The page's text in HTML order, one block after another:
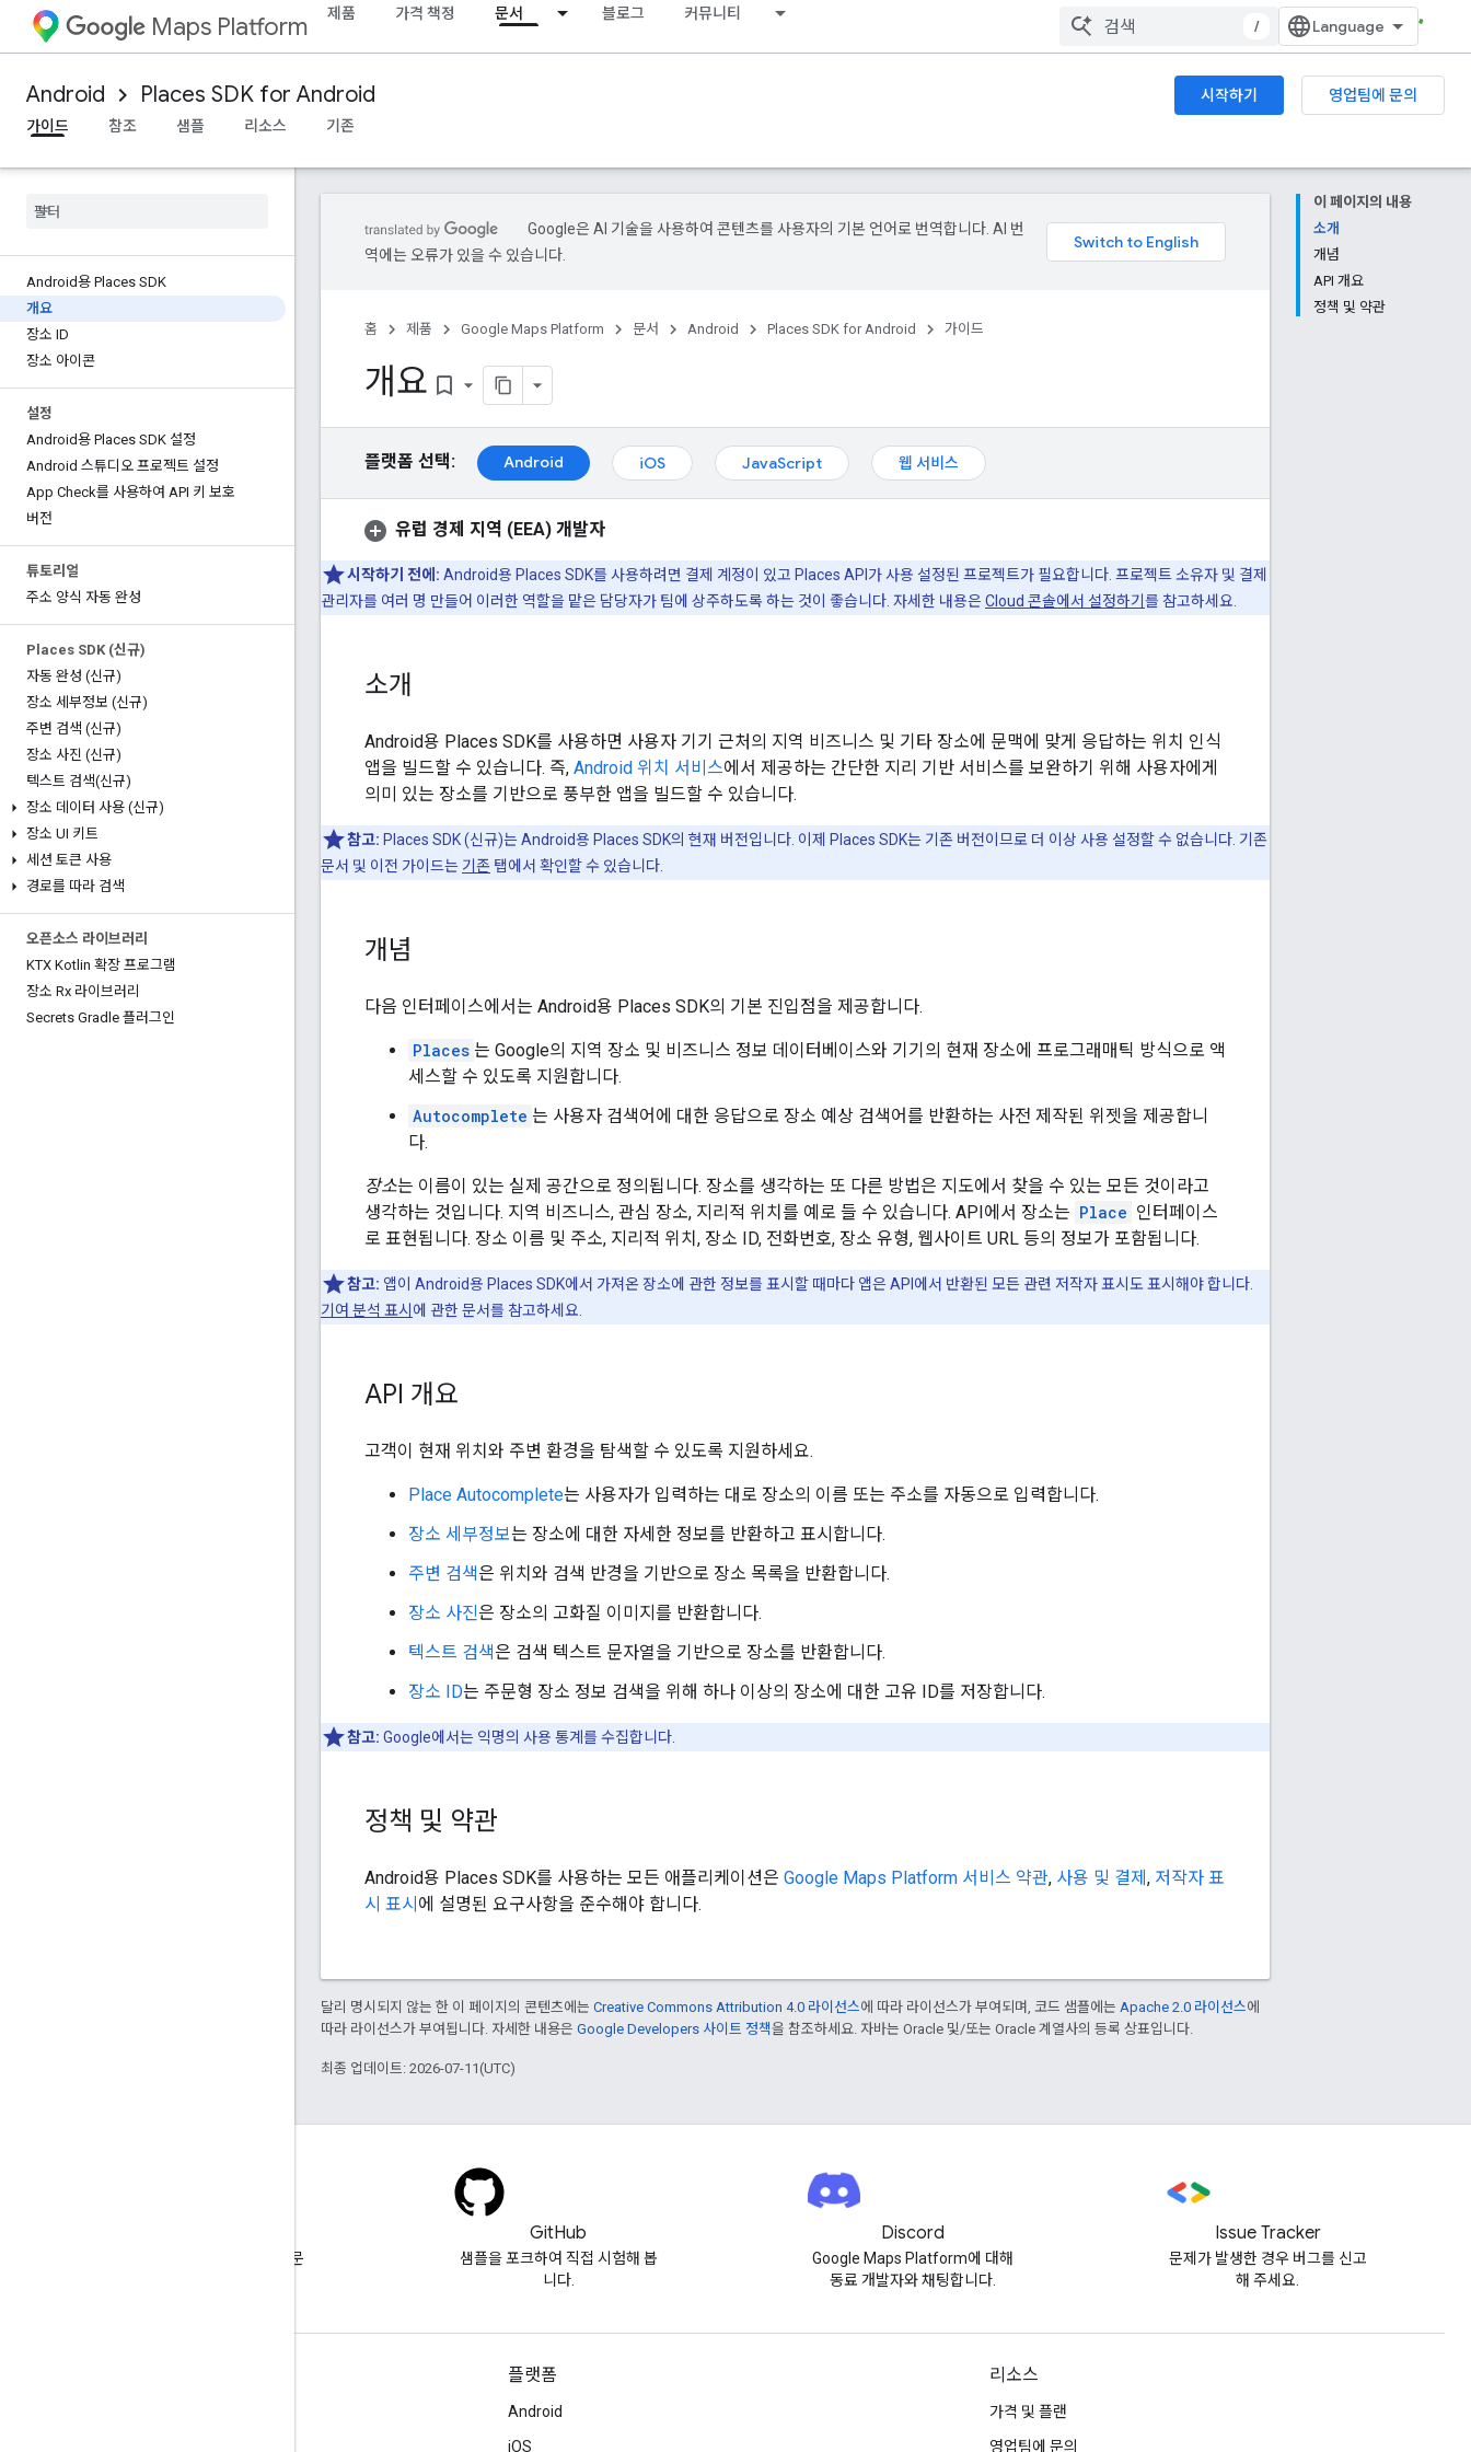
Maps Platform 제품 가격 책정 문서 블로그 커뮤니티
/
Android Places SDK for Android 시작하기
영업팀에 문의
가이드
참조 샘플 리소스 기존
Android용 Places SDK
개요
장소 ID
장소 아이콘
설정
Android용 Places SDK 설정
Android 스튜디오 프로젝트 설정
App Check를 사용하여 API 키 보호
버전
튜토리얼
주소 양식 자동 완성
Places SDK (신규)
자동 완성 (신규)
장소 세부정보 (신규)
주변 검색 (신규)
장소 사진 (신규)
텍스트 검색(신규)
장소 데이터 사용 (신규)
장소 UI 키트
세션 토큰 사용
경로를 따라 검색
오픈소스 라이브러리
KTX Kotlin 확장 프로그램
장소 Rx 라이브러리
Secrets Gradle 플러그인
이 페이지의 내용
소개
개념
API 개요
정책 및 약관
Google은 AI 기술을 사용하여 콘텐츠를 사용자의 기본 언어로 번역합니다. AI 번
역에는 오류가 있을 수 있습니다.
홈 제품 Google Maps Platform 문서 Android Places SDK for Android 가이드
개요 bookmark_border
플랫폼 선택: Android iOS JavaScript 웹 서비스
유럽 경제 지역 (EEA) 개발자
시작하기 전에: Android용 Places SDK를 사용하려면 결제 계정이 있고 Places API가 사용 설정된 프로젝트가 필요합니다. 프로젝트 소유자 및 결제
관리자를 여러 명 만들어 이러한 역할을 맡은 담당자가 팀에 상주하도록 하는 것이 좋습니다. 자세한 내용은Cloud 콘솔에서 설정하기 를 참고하세요.
소개
Android용 Places SDK를 사용하면 사용자 기기 근처의 지역 비즈니스 및 기타 장소에 문맥에 맞게 응답하는 위치 인식
앱을 빌드할 수 있습니다. 즉, Android 위치 서비스에서 제공하는 간단한 지리 기반 서비스를 보완하기 위해 사용자에게
의미 있는 장소를 기반으로 풍부한 앱을 빌드할 수 있습니다.
참고: Places SDK (신규)는 Android용 Places SDK의 현재 버전입니다. 이제 Places SDK는 기존 버전이므로 더 이상 사용 설정할 수 없습니다. 기존
문서 및 이전 가이드는 기존 탭에서 확인할 수 있습니다.
개념
다음 인터페이스에서는 Android용 Places SDK의 기본 진입점을 제공합니다.
Places 는 Google의 지역 장소 및 비즈니스 정보 데이터베이스와 기기의 현재 장소에 프로그래매틱 방식으로 액
세스할 수 있도록 지원합니다.
Autocomplete 는 사용자 검색어에 대한 응답으로 장소 예상 검색어를 반환하는 사전 제작된 위젯을 제공합니
다.
장소는 이름이 있는 실제 공간으로 정의됩니다. 장소를 생각하는 또 다른 방법은 지도에서 찾을 수 있는 모든 것이라고
생각하는 것입니다. 지역 비즈니스, 관심 장소, 지리적 위치를 예로 들 수 있습니다. API에서 장소는 Place 인터페이스
로 표현됩니다. 장소 이름 및 주소, 지리적 위치, 장소 ID, 전화번호, 장소 유형, 웹사이트 URL 등의 정보가 포함됩니다.
참고: 앱이 Android용 Places SDK에서 가져온 장소에 관한 정보를 표시할 때마다 앱은 API에서 반환된 모든 관련 저작자 표시도 표시해야 합니다.
기여 분석 표시 에 관한 문서를 참고하세요.
API 개요
고객이 현재 위치와 주변 환경을 탐색할 수 있도록 지원하세요.
Place Autocomplete는 사용자가 입력하는 대로 장소의 이름 또는 주소를 자동으로 입력합니다.
장소 세부정보는 장소에 대한 자세한 정보를 반환하고 표시합니다.
주변 검색은 위치와 검색 반경을 기반으로 장소 목록을 반환합니다.
장소 사진은 장소의 고화질 이미지를 반환합니다.
텍스트 검색은 검색 텍스트 문자열을 기반으로 장소를 반환합니다.
장소 ID는 주문형 장소 정보 검색을 위해 하나 이상의 장소에 대한 고유 ID를 저장합니다.
참고: Google에서는 익명의 사용 통계를 수집합니다.
정책 및 약관
Android용 Places SDK를 사용하는 모든 애플리케이션은 Google Maps Platform 서비스 약관, 사용 및 결제 , 저작자 표
시 표시 에 설명된 요구사항을 준수해야 합니다.
달리 명시되지 않는 한 이 페이지의 콘텐츠에는 Creative Commons Attribution 4.0 라이선스에 따라 라이선스가 부여되며, 코드 샘플에는 Apache 2.0 라이선스에
따라 라이선스가 부여됩니다. 자세한 내용은 Google Developers 사이트 정책을 참조하세요. 자바는 Oracle 및/또는 Oracle 계열사의 등록 상표입니다.
최종 업데이트: 2026-07-11(UTC)
google-maps 태그를 붙여 질문
GitHub
샘플을 포크하여 직접 시험해 봅
니다.
Discord
Google Maps Platform에 대해
동료 개발자와 채팅합니다.
Issue Tracker
문제가 발생한 경우 버그를 신고
해 주세요.
플랫폼
Android
iOS
리소스
가격 및 플랜
영업팀에 문의